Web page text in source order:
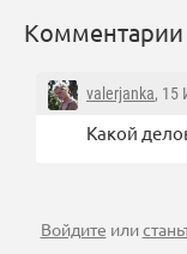
Комментарии
valerjanka, 15
Какой
Войдите или